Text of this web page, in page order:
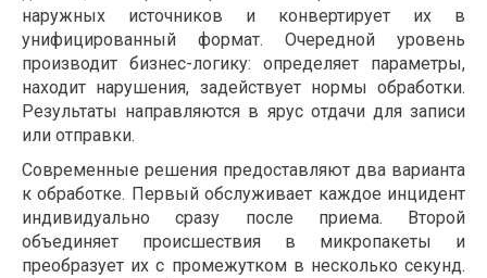
наружных источников и конвертирует их в
унифицированный формат. Очередной уровень
производит бизнес-логику: определяет параметры,
находит нарушения, задействует нормы обработки.
Результаты направляются в ярус отдачи для записи
или отправки.
Современные решения предоставляют два варианта
к обработке. Первый обслуживает каждое инцидент
индивидуально сразу после приема. Второй
объединяет происшествия в микропакеты и
преобразует их с промежутком в несколько секунд.